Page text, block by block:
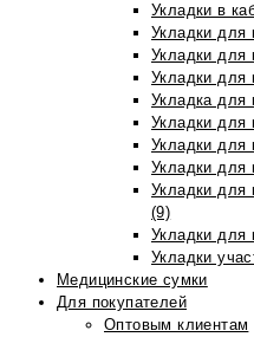
Укладки в
Укладки для
Укладки для
Укладки для
Укладка для
Укладки для
Укладки для
Укладки для
Укладки для
(9)
Укладки для
Укладки
Медицинские сумки
Для покупателей
Оптовым клиентам